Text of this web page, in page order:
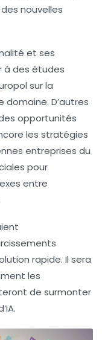
nouvelles
et ses
à des études
sur la
domaine. D’autres
opportunités
les stratégies
entreprises du
pour
entre
rapide. Il sera
les
de surmonter
IA.